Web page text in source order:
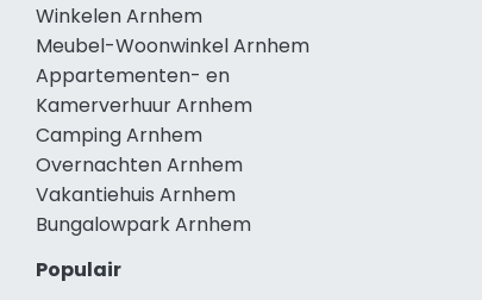
Winkelen Arnhem
Meubel-Woonwinkel Arnhem
Appartementen- en
Kamerverhuur Arnhem
Camping Arnhem
Overnachten Arnhem
Vakantiehuis Arnhem
Bungalowpark Arnhem
Populair